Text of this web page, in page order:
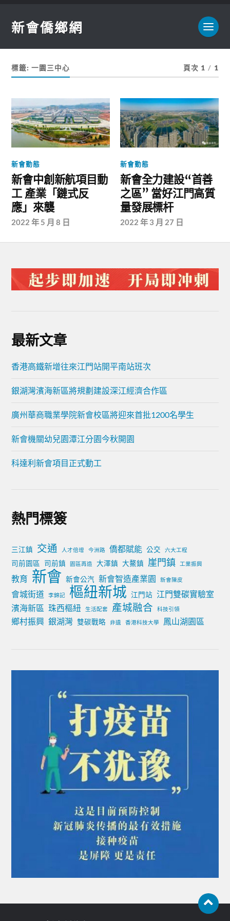
新會僑鄉網
標籤:一園三中心 頁次 1 / 1
新會動態
新會中創新航項目動
工 產業「鏈式反
應」來襲
2022 年 5 月 8 日
新會動態
新會全力建設“首善
之區” 當好江門高質
量發展標杆
2022 年 3 月 27 日
最新文章
香港高鐵新增往來江門站開平南站班次
銀湖灣濱海新區將規劃建設深江經濟合作區
廣州華商職業學院新會校區將迎來首批1200名學生
新會機關幼兒園潭江分園今秋開園
科達利新會項目正式動工
熱門標簽
三江鎮 交通 人才倍增 今洲路 僑都賦能 公交 六大工程
司前園區 司前鎮 園區再造 大澤鎮 大鰲鎮 崖門鎮 工業振興
教育 新會 新會公汽 新會智造產業園 新會陳皮
會城街道 李錦記 樞紐新城 江門站
江門雙碳實驗室
濱海新區 珠西樞紐 生活配套 產城融合 科技引領
鄉村振興 銀湖灣 雙碳戰略 非遺 香港科技大學 鳳山湖園區